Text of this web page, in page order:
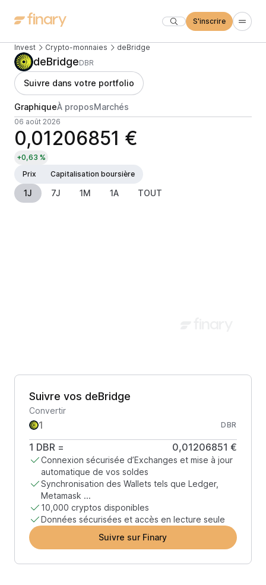
S'inscrire
Invest Crypto-monnaies deBridge
deBridgeDBR
Suivre dans votre portfolio
GraphiqueÀ proposMarchés
06 août 2026
0,01206851 €
+0,63 %
Prix
Capitalisation boursière
1J 7J 1M 1A TOUT
Suivre vos deBridge
Convertir
DBR
1 DBR = 0,01206851 €
Connexion sécurisée d’Exchanges et mise à jour
automatique de vos soldes
Synchronisation des Wallets tels que Ledger,
Metamask ...
10,000 cryptos disponibles
Données sécurisées et accès en lecture seule
Suivre sur Finary